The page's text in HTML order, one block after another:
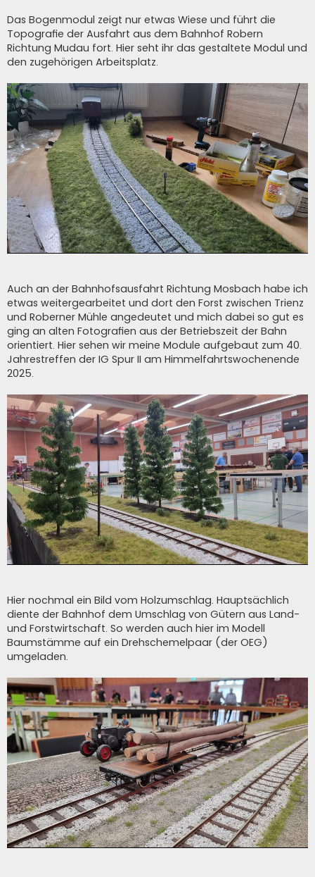
Das Bogenmodul zeigt nur etwas Wiese und führt die
Topografie der Ausfahrt aus dem Bahnhof Robern
Richtung Mudau fort. Hier seht ihr das gestaltete Modul und
den zugehörigen Arbeitsplatz.
Auch an der Bahnhofsausfahrt Richtung Mosbach habe ich
etwas weitergearbeitet und dort den Forst zwischen Trienz
und Roberner Mühle angedeutet und mich dabei so gut es
ging an alten Fotografien aus der Betriebszeit der Bahn
orientiert. Hier sehen wir meine Module aufgebaut zum 40.
Jahrestreffen der IG Spur II am Himmelfahrtswochenende
2025.
Hier nochmal ein Bild vom Holzumschlag. Hauptsächlich
diente der Bahnhof dem Umschlag von Gütern aus Land-
und Forstwirtschaft. So werden auch hier im Modell
Baumstämme auf ein Drehschemelpaar (der OEG)
umgeladen.